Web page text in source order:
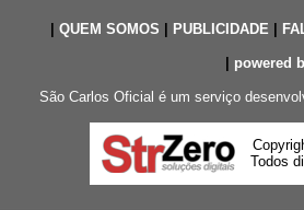
QUEM SOMOS PUBLICIDADE|
powered
São Carlos Oficial é um serviço
Todos